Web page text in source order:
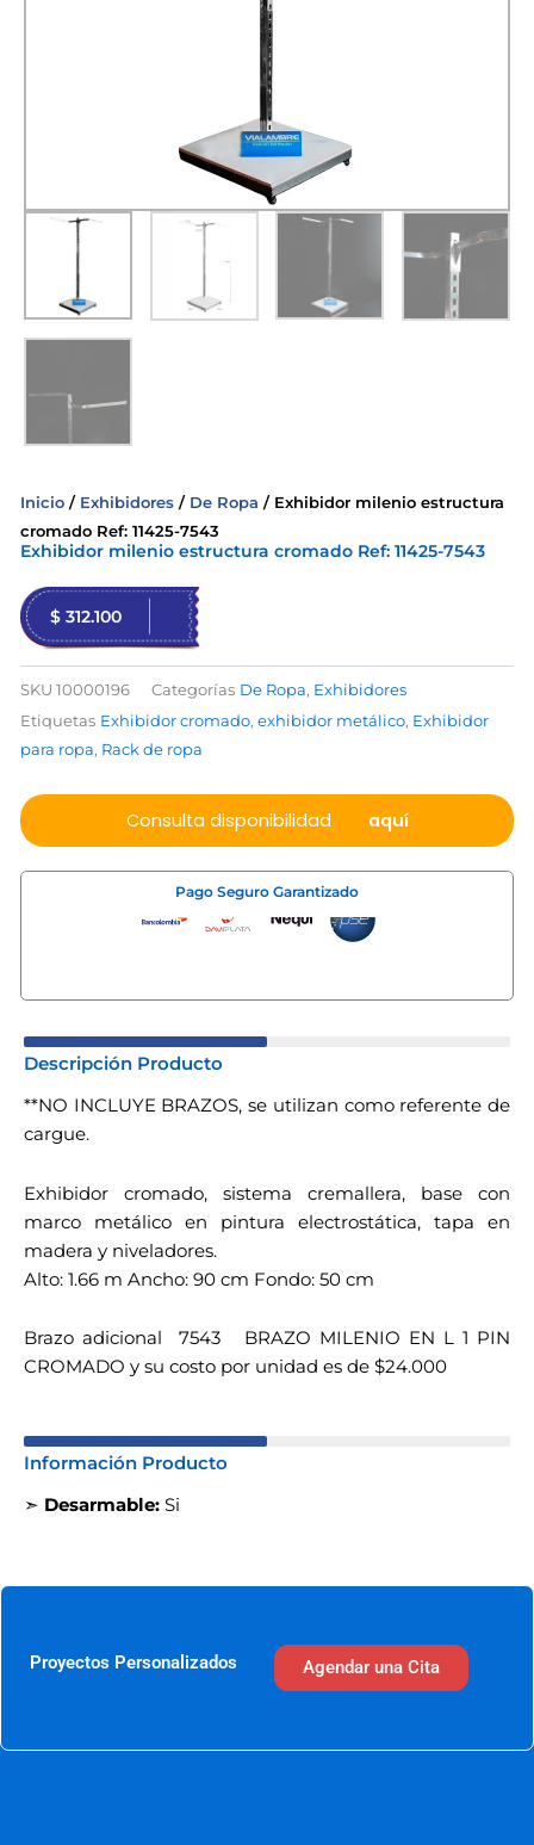
Inicio / Exhibidores / De Ropa / Exhibidor milenio estructura
cromado Ref: 11425-7543
Exhibidor milenio estructura cromado Ref: 11425-7543
$ 312.100
SKU 10000196 Categorías De Ropa, Exhibidores
Etiquetas Exhibidor cromado, exhibidor metálico, Exhibidor
para ropa, Rack de ropa
Consulta disponibilidad aquí
Pago Seguro Garantizado
Descripción Producto
**NO INCLUYE BRAZOS, se utilizan como referente de
cargue.
Exhibidor cromado, sistema cremallera, base con
marco metálico en pintura electrostática, tapa en
madera y niveladores.
Alto: 1.66 m Ancho: 90 cm Fondo: 50 cm
Brazo adicional 7543 BRAZO MILENIO EN L 1 PIN
CROMADO y su costo por unidad es de $24.000
Información Producto
➣ Desarmable: Si
Proyectos Personalizados Agendar una Cita